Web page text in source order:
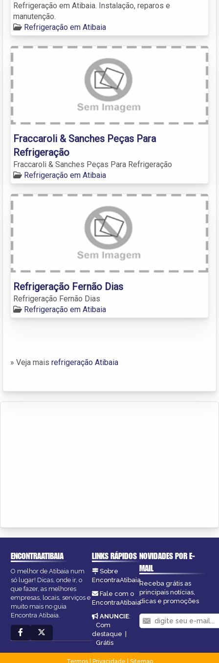
Refrigeração em Atibaia. Instalação, reparos e
manutenção.
Refrigeração em Atibaia
Fraccaroli & Sanches Peças Para
Refrigeração
Fraccaroli & Sanches Peças Para Refrigeração
Refrigeração em Atibaia
Refrigeração Fernão Dias
Refrigeração Fernão Dias
Refrigeração em Atibaia
» Veja mais refrigeração Atibaia
ENCONTRAATIBAIA
O melhor de Atibaia num
só lugar! Dicas, onde ir, o
que fazer, as melhores
empresas, locais, serviços e
muito mais no guia
Encontra Atibaia.
LINKS RÁPIDOS
Sobre
EncontraAtibaia
Fale com o
EncontraAtibaia
ANUNCIE:
Com
destaque |
Grátis
NOVIDADES POR E-
MAIL
Receba grátis as
principais notícias,
dicas e promoções
Termos| Privacidade
Sitemap